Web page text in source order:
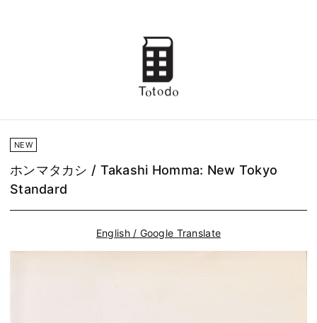
NEW
ホンマタカシ / Takashi Homma: New Tokyo
Standard
English / Google Translate